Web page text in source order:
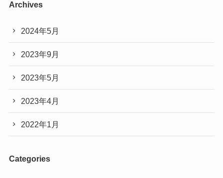
Archives
2024年5月
2023年9月
2023年5月
2023年4月
2022年1月
Categories